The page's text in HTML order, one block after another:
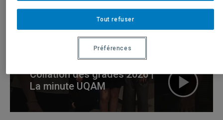
La minute UQAM
Collation des grades 2026 |
La minute UQAM
Tout refuser
Préférences